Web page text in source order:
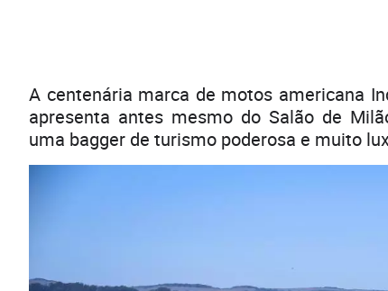
A centenária marca de motos americana
apresenta antes mesmo do Salão de
uma bagger de turismo poderosa e muito